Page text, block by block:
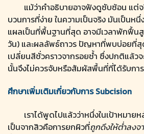
แม้ว่าคำอธิบายอาจฟังดูซับซ้อน แต่จ
บวนการที่ง่าย ในความเป็นจริง มันเป็นห
แผลเป็นที่พื้นฐานที่สุด อาจมีเวลาพักฟื้น
วัน) และผลลัพธ์ถาวร ปัญหาที่พบบ่อยที่สุ
เปลี่ยนสีชั่วคราวจากรอยช้ำ ซึ่งปกติแล้วจ
นั้นจึงไม่ควรจับหรือสัมผัสพื้นที่ที่ได้รับกา
ศึกษาเพิ่มเติมเกี่ยวกับการ Subcision
เราได้พูดไปแล้วว่าหนึ่งในเป้าหมายห
เป็นจากสิวคือการยกผิวที่ถูกดึงให้ต่ำลง